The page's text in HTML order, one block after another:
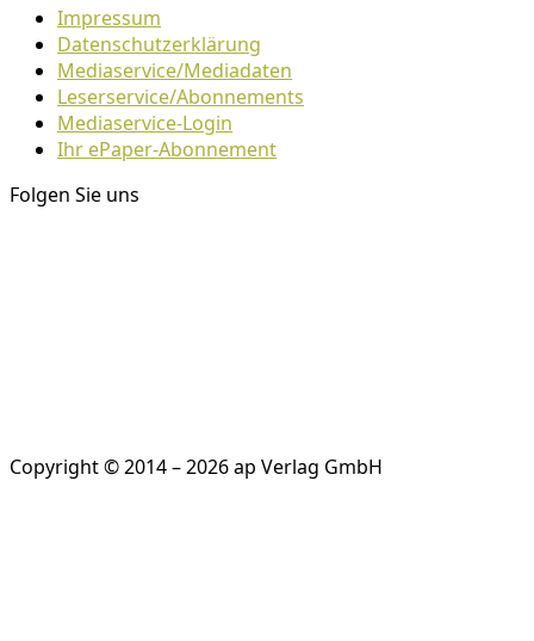
Impressum
Datenschutzerklärung
Mediaservice/Mediadaten
Leserservice/Abonnements
Mediaservice-Login
Ihr ePaper-Abonnement
Folgen Sie uns
Copyright © 2014 – 2026 ap Verlag GmbH